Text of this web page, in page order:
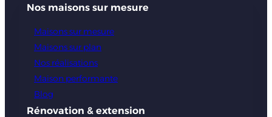
Nos maisons sur mesure
Maisons sur mesure
Maisons sur plan
Nos réalisations
Maison performante
Blog
Rénovation & extension